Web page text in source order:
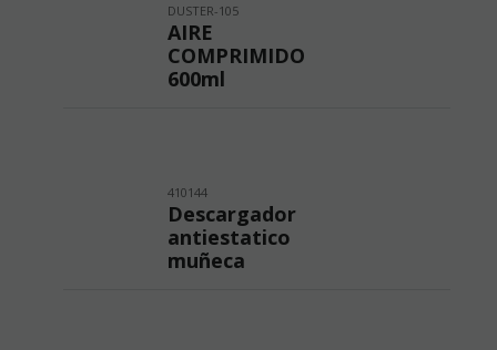
DUSTER-105
AIRE
COMPRIMIDO
600ml
410144
Descargador
antiestatico
muñeca